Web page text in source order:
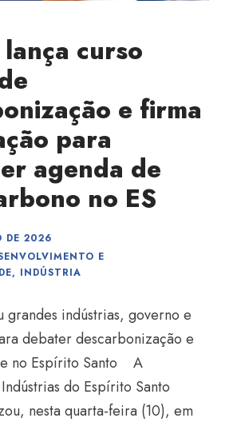
lança curso
e firma
para
agenda de
no ES
DE 2026
E
, INDÚSTRIA
grandes indústrias, governo e
debater descarbonização e
no Espírito Santo A
do Espírito Santo
nesta quarta-feira (10), em